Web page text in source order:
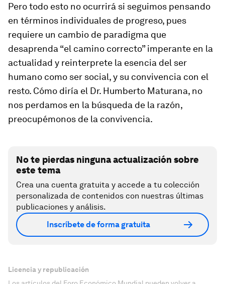
Pero todo esto no ocurrirá si seguimos pensando
en términos individuales de progreso, pues
requiere un cambio de paradigma que
desaprenda “el camino correcto” imperante en la
actualidad y reinterprete la esencia del ser
humano como ser social, y su convivencia con el
resto. Cómo diría el Dr. Humberto Maturana, no
nos perdamos en la búsqueda de la razón,
preocupémonos de la convivencia.
No te pierdas ninguna actualización sobre
este tema
Crea una cuenta gratuita y accede a tu colección
personalizada de contenidos con nuestras últimas
publicaciones y análisis.
Inscríbete de forma gratuita
Licencia y republicación